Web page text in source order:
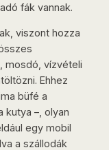
fák vannak.
viszont hozza
mosdó, vízvételi
Ehhez
büfé a
kutya –, olyan
egy mobil
a szállodák